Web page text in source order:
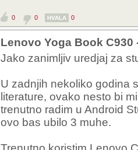
0 0 HVALA 0
Lenovo Yoga Book
Jako zanimljiv uredjaj za
U zadnjih nekoliko godina
literature, ovako nesto bi
trenutno radim u Android
ovo bas ubilo 3 muhe.